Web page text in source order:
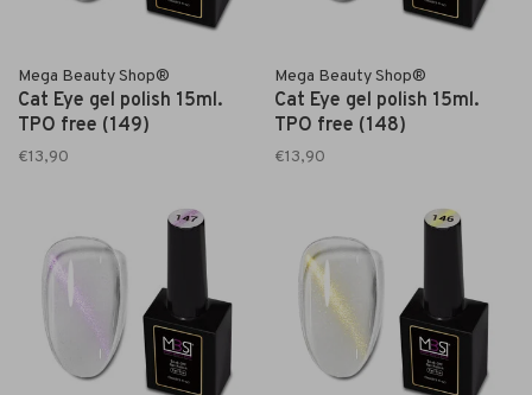
Mega Beauty Shop®
Cat Eye gel polish 15ml.
TPO free (149)
€13,90
Mega Beauty Shop®
Cat Eye gel polish 15ml.
TPO free (148)
€13,90